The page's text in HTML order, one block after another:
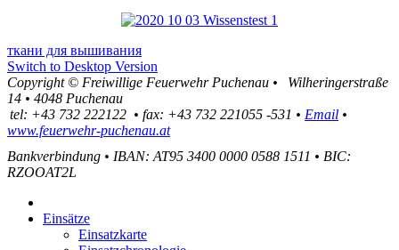
ткани для вышивания
Switch to Desktop Version
Copyright © Freiwillige Feuerwehr Puchenau •
Wilheringerstraße
14 • 4048 Puchenau
tel: +43 732 222122 • fax: +43 732 221055 -531 • Email •
www.feuerwehr-puchenau.at
Bankverbindung • IBAN: AT95 3400 0000 0588 1511 • BIC:
RZOOAT2L
Einsätze
Einsatzkarte